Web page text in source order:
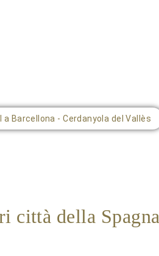
Barcellona - Cerdanyola del Vallès
città della Spagna